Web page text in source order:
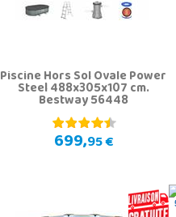
Piscine Hors Sol Ovale Power
Steel 488x305x107 cm.
Bestway 56448
699,95 €